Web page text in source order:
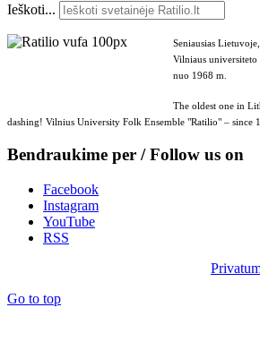
Ieškoti...
Seniausias
Vilniaus
nuo 1968 m.
The oldest one in
dashing! Vilnius University Folk Ensemble "Ratilio" – since
Bendraukime per / Follow us on
Facebook
Instagram
YouTube
RSS
Go to top